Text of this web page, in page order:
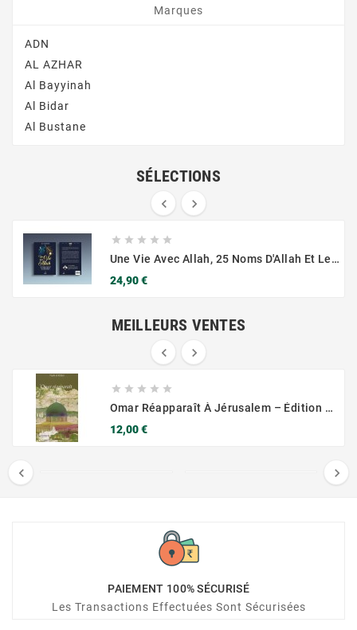
Marques
ADN
AL AZHAR
Al Bayyinah
Al Bidar
Al Bustane
SÉLECTIONS
 
    
Une Vie Avec Allah, 25 Noms D'Allah Et Leur Impact Au Quotidien - Muslim City
24,90 €Prix
MEILLEURS VENTES
 
    
Omar Réapparaît À Jérusalem – Édition Arrissala – DISPO À NOUVEAU – VITE !
12,00 €Prix
 
PAIEMENT 100% SÉCURISÉ
Les Transactions Effectuées Sont Sécurisées